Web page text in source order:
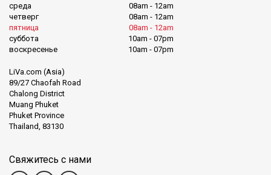
среда
08am - 12am
четверг
08am - 12am
пятница
08am - 12am
суббота
10am - 07pm
воскресенье
10am - 07pm
LiVa.com (Asia)
89/27 Chaofah Road
Chalong District
Muang Phuket
Phuket Province
Thailand, 83130
Свяжитесь с нами